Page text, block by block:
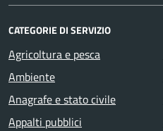
CATEGORIE DI SERVIZIO
Agricoltura e pesca
Ambiente
Anagrafe e stato civile
Appalti pubblici